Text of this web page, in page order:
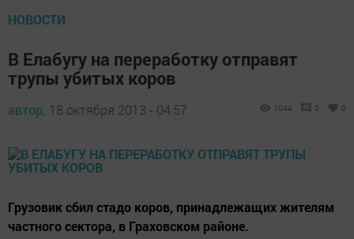
НОВОСТИ
В Елабугу на переработку отправят
трупы убитых коров
автор, 18 октября 2013 - 04:57 1044 0 0
Грузовик сбил стадо коров, принадлежащих жителям
частного сектора, в Граховском районе.